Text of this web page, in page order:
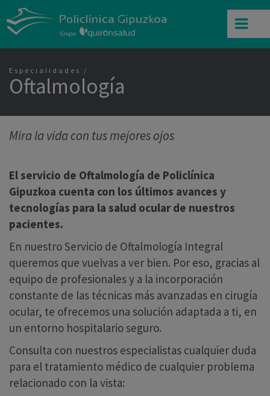
Especialidades
Oftalmología
Mira la vida con tus mejores ojos
El servicio de Oftalmología de Policlínica
Gipuzkoa cuenta con los últimos avances y
tecnologías para la salud ocular de nuestros
pacientes.
En nuestro Servicio de Oftalmología Integral
queremos que vuelvas a ver bien. Por eso, gracias al
equipo de profesionales y a la incorporación
constante de las técnicas más avanzadas en cirugía
ocular, te ofrecemos una solución adaptada a ti, en
un entorno hospitalario seguro.
Consulta con nuestros especialistas cualquier duda
para el tratamiento médico de cualquier problema
relacionado con la vista: